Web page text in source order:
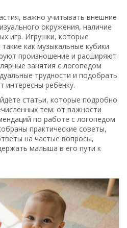
важно учитывать внешние
окружения, наличие
игр. Игрушки, которые
как музыкальные кубики
произношение и расширяют
занятия с логопедом
трудности и подобрать
интересны ребёнку.
статьи, которые подробно
тем: от важности
по работе с логопедом
практические советы,
на частые вопросы,
малыша в его пути к